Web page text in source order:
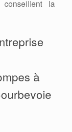
conseillent la
à